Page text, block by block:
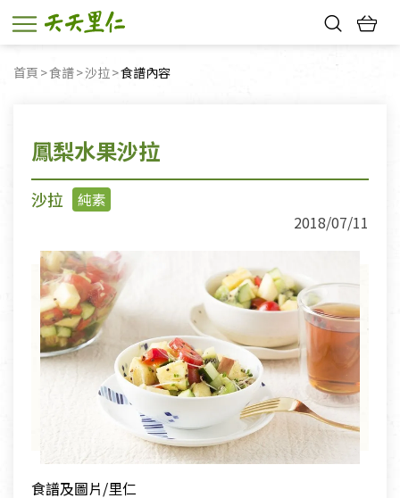
首頁 食譜 沙拉 目前頁面：
食譜內容
鳳梨水果沙拉
沙拉
純素
2018/07/11
食譜及圖片/里仁